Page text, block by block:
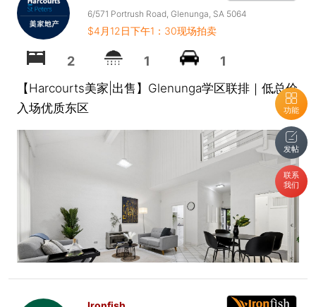
功能
发帖
联系
我们
6/571 Portrush Road, Glenunga, SA 5064
$4月12日下午1：30现场拍卖
2 1 1
【Harcourts美家|出售】Glenunga学区联排｜低总价
入场优质东区